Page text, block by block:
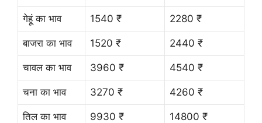
गेहूं का भाव 1540 ₹ 2280 ₹
बाजरा का भाव 1520 ₹ 2440 ₹
चावल का भाव 3960 ₹ 4540 ₹
चना का भाव 3270 ₹ 4260 ₹
तिल का भाव 9930 ₹ 14800 ₹